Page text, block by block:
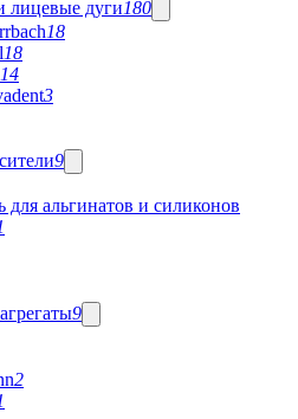
лицевые дуги180
18
18
3
9
для альгинатов и силиконов
9
2